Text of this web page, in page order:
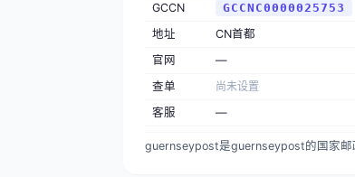
GCCN
GCCNC0000025753
地址
CN首都
官网
—
查单
尚未设置
客服
—
guernseypost是guernseypost的国家邮